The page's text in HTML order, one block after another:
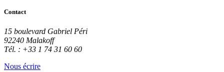
Contact
15 boulevard Gabriel Péri
92240 Malakoff
Tél. : +33 1 74 31 60 60
Nous écrire